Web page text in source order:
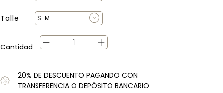
Talle
Cantidad
20% DE DESCUENTO PAGANDO CON
TRANSFERENCIA O DEPÓSITO BANCARIO